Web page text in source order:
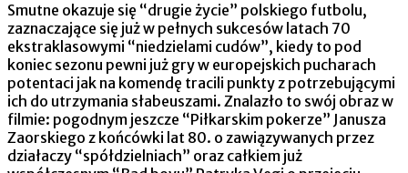
Smutne okazuje się “drugie życie” polskiego futbolu,
zaznaczające się już w pełnych sukcesów latach 70
ekstraklasowymi “niedzielami cudów”, kiedy to pod
koniec sezonu pewni już gry w europejskich pucharach
potentaci jak na komendę tracili punkty z potrzebującymi
ich do utrzymania słabeuszami. Znalazło to swój obraz w
filmie: pogodnym jeszcze “Piłkarskim pokerze” Janusza
Zaorskiego z końcówki lat 80. o zawiązywanych przez
działaczy “spółdzielniach” oraz całkiem już